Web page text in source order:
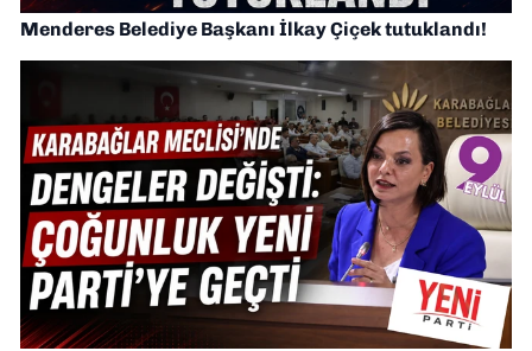
Menderes Belediye Başkanı İlkay Çiçek tutuklandı!